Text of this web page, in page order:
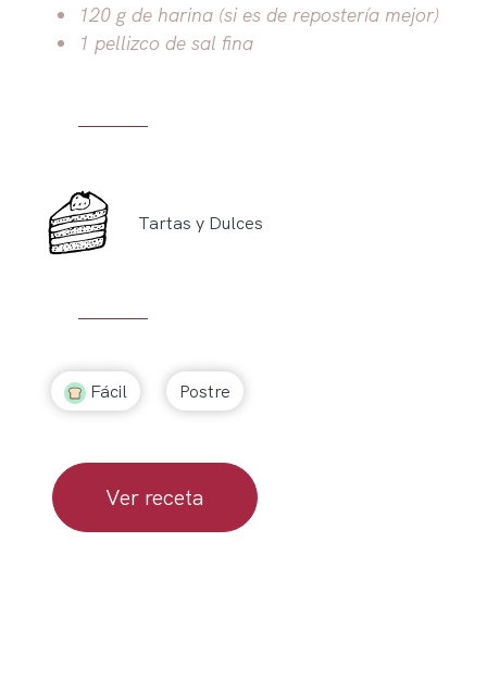
120 g de harina (si es de repostería mejor)
1 pellizco de sal fina
Tartas y Dulces
Fácil Postre
Ver receta